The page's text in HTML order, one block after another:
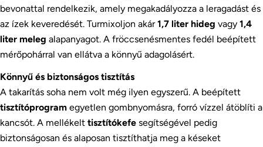
bevonattal rendelkezik, amely megakadályozza a leragadást és
az ízek keveredését. Turmixoljon akár1,7 liter hideg vagy 1,4
liter meleg alapanyagot. A fröccsenésmentes fedél beépített
mérőpohárral van ellátva a könnyű adagolásért.
Könnyű és biztonságos tisztítás
A takarítás soha nem volt még ilyen egyszerű. A beépített
tisztítóprogram egyetlen gombnyomásra, forró vízzel átöblíti a
kancsót. A mellékelt tisztítókefe segítségével pedig
biztonságosan és alaposan tisztíthatja meg a késeket